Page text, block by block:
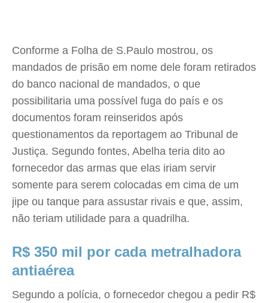
Conforme a Folha de S.Paulo mostrou, os
mandados de prisão em nome dele foram retirados
do banco nacional de mandados, o que
possibilitaria uma possível fuga do país e os
documentos foram reinseridos após
questionamentos da reportagem ao Tribunal de
Justiça. Segundo fontes, Abelha teria dito ao
fornecedor das armas que elas iriam servir
somente para serem colocadas em cima de um
jipe ou tanque para assustar rivais e que, assim,
não teriam utilidade para a quadrilha.
R$ 350 mil por cada metralhadora
antiaérea
Segundo a polícia, o fornecedor chegou a pedir R$